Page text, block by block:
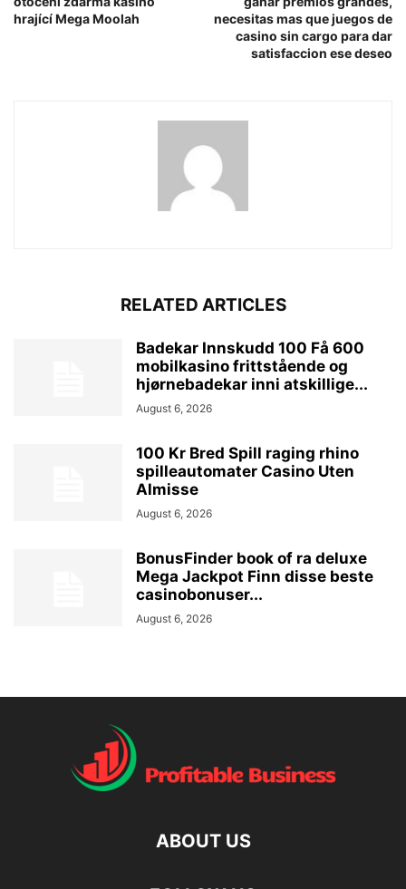
hrající Mega Moolah
necesitas mas que juegos de
casino sin cargo para dar
satisfaccion ese deseo
RELATED ARTICLES
Badekar Innskudd 100 Få 600
mobilkasino frittstående og
hjørnebadekar inni atskillige...
August 6, 2026
100 Kr Bred Spill raging rhino
spilleautomater Casino Uten
Almisse
August 6, 2026
BonusFinder book of ra deluxe
Mega Jackpot Finn disse beste
casinobonuser...
August 6, 2026
ABOUT US